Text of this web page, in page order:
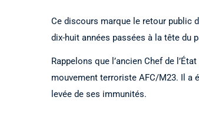
Ce discours marque le retour public
dix-huit années passées à la tête du
Rappelons que l’ancien Chef de
mouvement terroriste AFC/M23. Il a
levée de ses immunités.